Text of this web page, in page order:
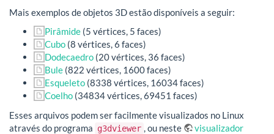
Mais exemplos de objetos 3D estão disponíveis a seguir:
Pirâmide (5 vértices, 5 faces)
Cubo (8 vértices, 6 faces)
Dodecaedro (20 vértices, 36 faces)
Bule (822 vértices, 1600 faces)
Esqueleto (8338 vértices, 16034 faces)
Coelho (34834 vértices, 69451 faces)
Esses arquivos podem ser facilmente visualizados no Linux
através do programa g3dviewer , ou neste
visualizador